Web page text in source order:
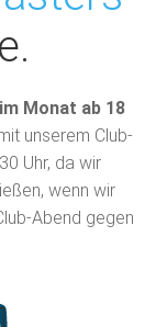
Monat ab 18
unserem Club-
Uhr, da wir
wenn wir
Abend gegen